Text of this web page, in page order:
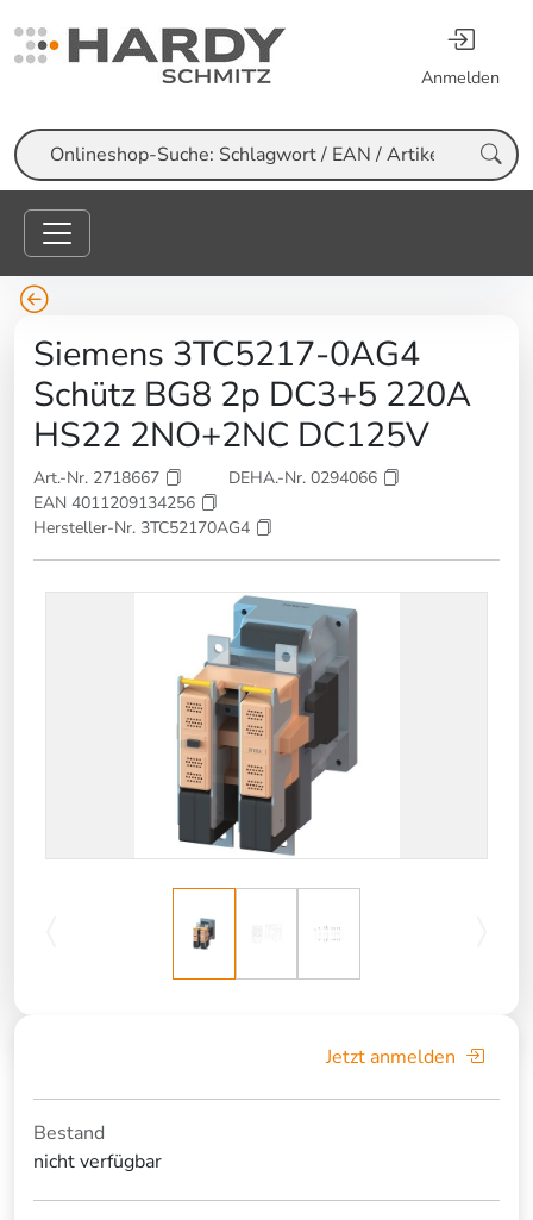
Anmelden
Suche
Siemens 3TC5217-0AG4
Schütz BG8 2p DC3+5 220A
HS22 2NO+2NC DC125V
Art.-Nr. 2718667
DEHA.-Nr. 0294066
EAN 4011209134256
Hersteller-Nr. 3TC52170AG4
Jetzt anmelden
Bestand
nicht verfügbar